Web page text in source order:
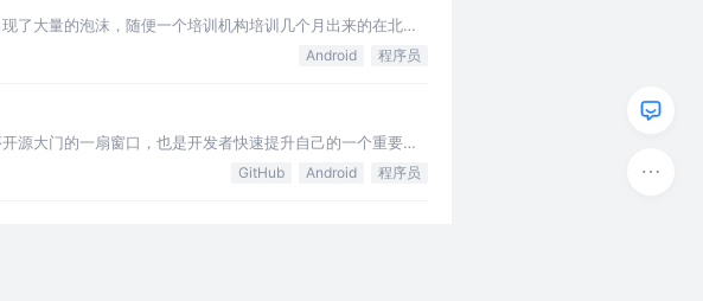
了大量的泡沫，随便一个培训机构培训几个月出来的在北上
百封，很多移动开发面试都接不到电话。该怎么办？要学习
Android 程序员
源大门的一扇窗口，也是开发者快速提升自己的一个重要途
空闲时间逛微博、朋友圈、空间，人家没事的…
GitHub Android 程序员